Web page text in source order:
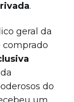
.
geral da
comprado
do